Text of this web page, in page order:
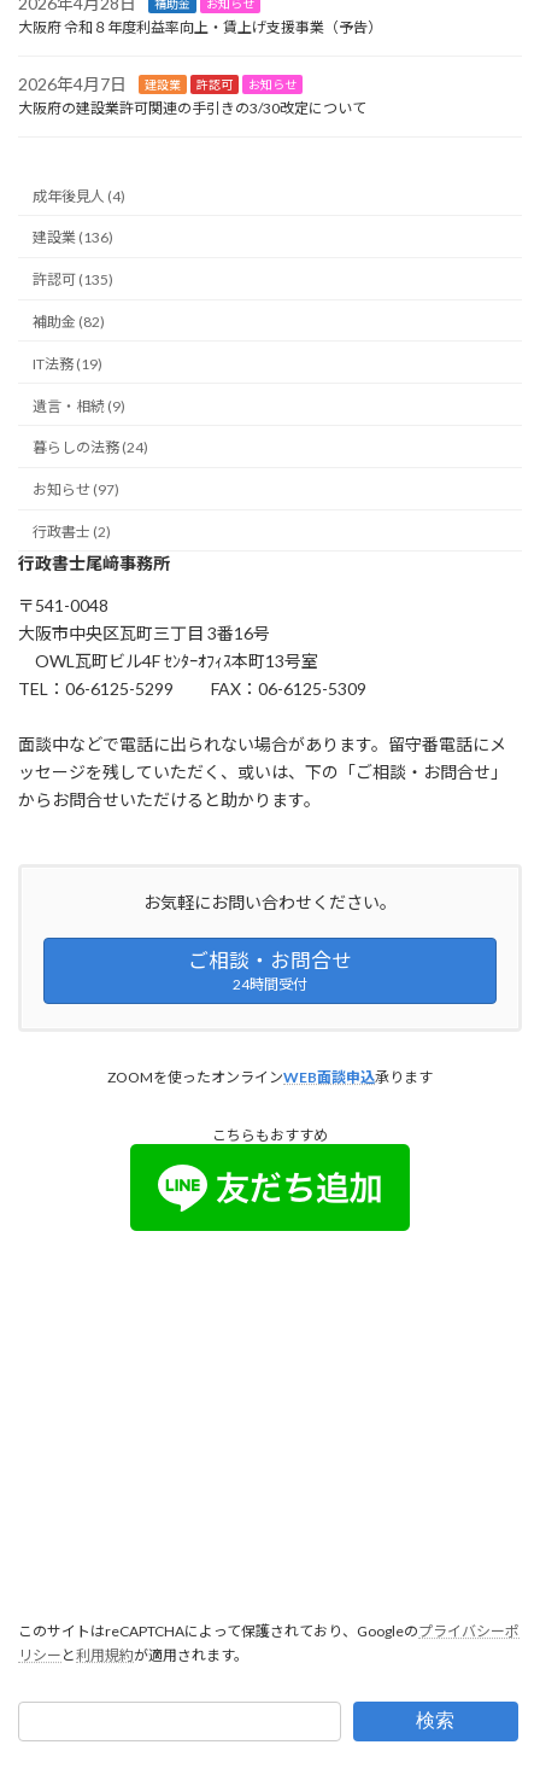
補助金 お知らせ
大阪府 令和８年度利益率向上・賃上げ支援事業（予告）
2026年4月7日 建設業 許認可 お知らせ
大阪府の建設業許可関連の手引きの3/30改定について
成年後見人 (4)
建設業 (136)
許認可 (135)
補助金 (82)
IT法務 (19)
遺言・相続 (9)
暮らしの法務 (24)
お知らせ (97)
行政書士 (2)
行政書士尾﨑事務所
〒541-0048
大阪市中央区瓦町三丁目 3番16号
OWL瓦町ビル4F ｾﾝﾀｰｵﾌｨｽ本町13号室
TEL：06-6125-5299 FAX：06-6125-5309
面談中などで電話に出られない場合があります。留守番電話にメ
ッセージを残していただく、或いは、下の「ご相談・お問合せ」
からお問合せいただけると助かります。
お気軽にお問い合わせください。
ご相談・お問合せ
24時間受付
ZOOMを使ったオンラインWEB面談申込承ります
こちらもおすすめ
このサイトはreCAPTCHAによって保護されており、Googleのプライバシーポ
リシー と利用規約が適用されます。
検索